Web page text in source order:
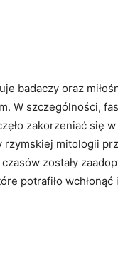
badaczy oraz
W‌ szczególności,
zakorzeniać się
⁢mitologii​
⁣zostały
potrafiło